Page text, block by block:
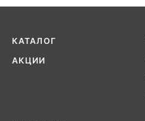
КАТАЛОГ
АКЦИИ